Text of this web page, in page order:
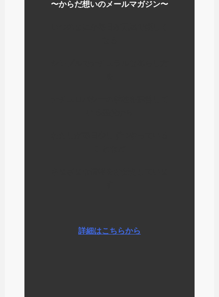
〜からだ想いのメールマガジン〜
詳細はこちらから